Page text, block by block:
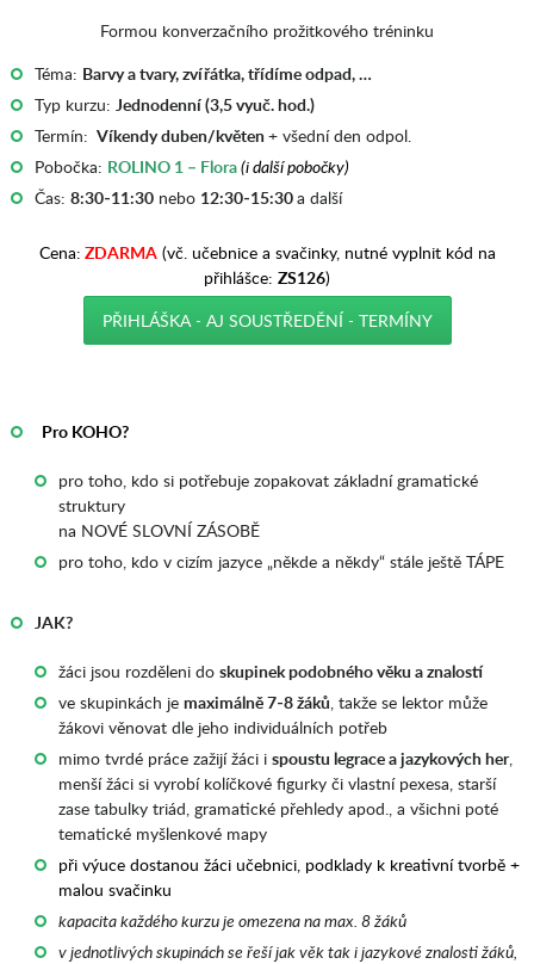
Formou konverzačního prožitkového tréninku
Téma: Barvy a tvary, zvířátka, třídíme odpad, …
Typ kurzu: Jednodenní (3,5 vyuč. hod.)
Termín: Víkendy duben/květen+ všední den odpol.
Pobočka: ROLINO 1 – Flora(i další pobočky)
Čas: 8:30-11:30nebo 12:30-15:30a další
Cena: ZDARMA (vč. učebnice a svačinky, nutné vyplnit kód na
přihlášce: ZS126)
PŘIHLÁŠKA - AJ SOUSTŘEDĚNÍ - TERMÍNY
_
Pro KOHO?
pro toho, kdo si potřebuje zopakovat základní gramatické
struktury
na NOVÉ SLOVNÍ ZÁSOBĚ
pro toho, kdo v cizím jazyce „někde a někdy“ stále ještě TÁPE
JAK?
žáci jsou rozděleni do skupinek podobného věku a znalostí
ve skupinkách je maximálně 7-8 žáků, takže se lektor může
žákovi věnovat dle jeho individuálních potřeb
mimo tvrdé práce zažijí žáci i spoustu legrace a jazykových her,
menší žáci si vyrobí kolíčkové figurky či vlastní pexesa, starší
zase tabulky triád, gramatické přehledy apod., a všichni poté
tematické myšlenkové mapy
při výuce dostanou žáci učebnici, podklady k kreativní tvorbě +
malou svačinku
kapacita každého kurzu je omezena na max. 8 žáků
v jednotlivých skupinách se řeší jak věk tak i jazykové znalosti žáků,